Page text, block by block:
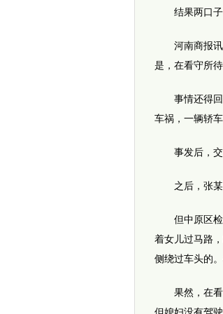
结果两口子
河南商报讯（
是，在看守所
事情还得回到
车祸，一辆轿
事发后，交警
之后，张某因
但中原区检
着女儿过马路
侧绕过车头的
果然，在看守